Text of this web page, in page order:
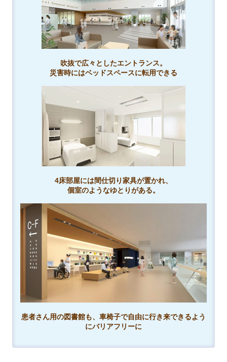
吹抜で広々としたエントランス。
災害時にはベッドスペースに転用できる
4床部屋には間仕切り家具が置かれ、
個室のようなゆとりがある。
患者さん用の図書館も、車椅子で自由に行き来できるよう
にバリアフリーに